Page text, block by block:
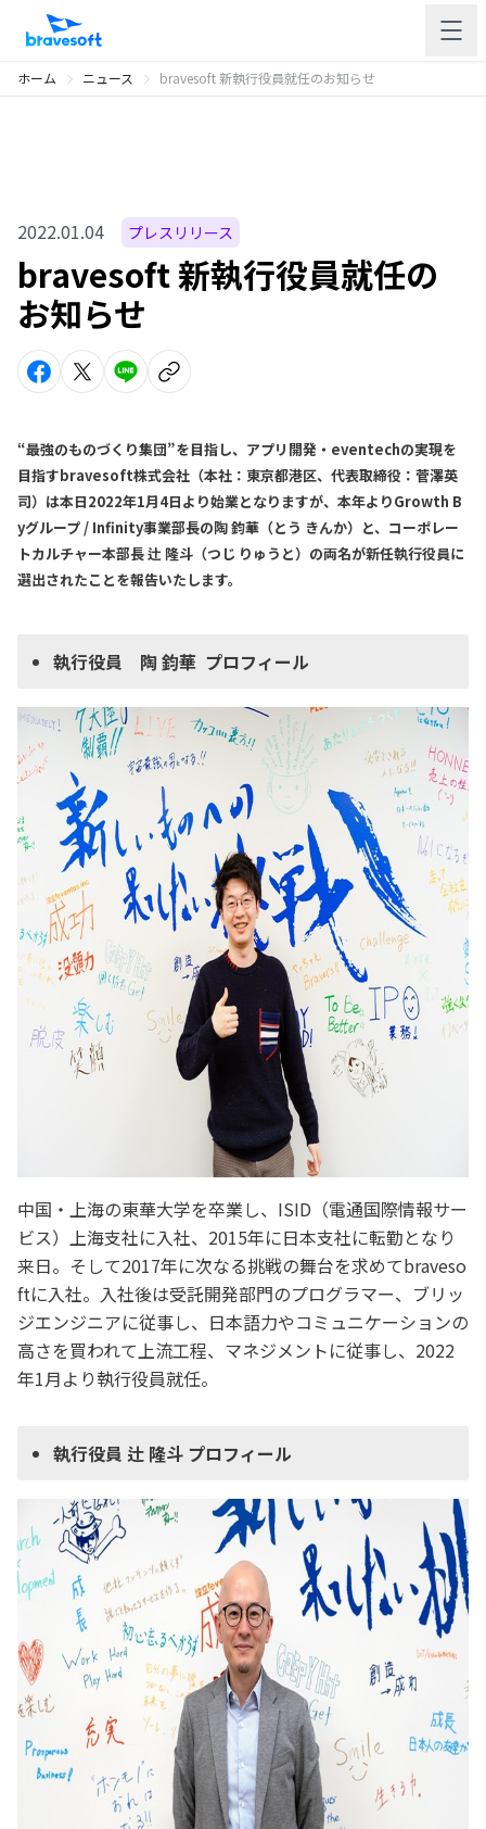
ホーム ニュース bravesoft 新執行役員就任のお知らせ
2022.01.04 プレスリリース
bravesoft 新執行役員就任の
お知らせ
“最強のものづくり集団”を目指し、アプリ開発・eventechの実現を
目指すbravesoft株式会社（本社：東京都港区、代表取締役：菅澤英
司）は本日2022年1月4日より始業となりますが、本年よりGrowth B
yグループ / Infinity事業部長の陶 鈞華（とう きんか）と、コーポレー
トカルチャー本部長 辻 隆斗（つじ りゅうと）の両名が新任執行役員に
選出されたことを報告いたします。
執行役員 陶 鈞華 プロフィール
中国・上海の東華大学を卒業し、ISID（電通国際情報サー
ビス）上海支社に入社、2015年に日本支社に転勤となり
来日。そして2017年に次なる挑戦の舞台を求めてbraveso
ftに入社。入社後は受託開発部門のプログラマー、ブリッ
ジエンジニアに従事し、日本語力やコミュニケーションの
高さを買われて上流工程、マネジメントに従事し、2022
年1月より執行役員就任。
執行役員 辻 隆斗 プロフィール